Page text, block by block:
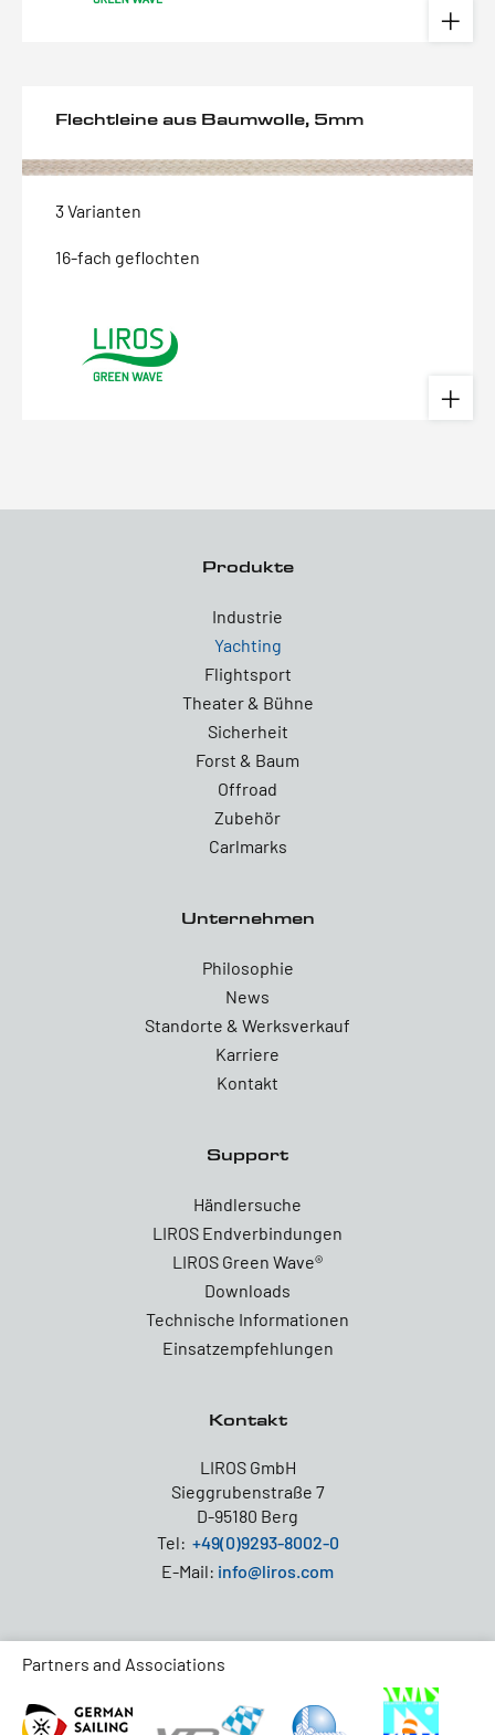
Flechtleine aus Baumwolle, 5mm
3 Varianten
16-fach geflochten
Produkte
Industrie
Yachting
Flightsport
Theater & Bühne
Sicherheit
Forst & Baum
Offroad
Zubehör
Carlmarks
Unternehmen
Philosophie
News
Standorte & Werksverkauf
Karriere
Kontakt
Support
Händlersuche
LIROS Endverbindungen
LIROS Green Wave®
Downloads
Technische Informationen
Einsatzempfehlungen
Kontakt
LIROS GmbH
Sieggrubenstraße 7
D-95180 Berg
Tel: +49(0)9293-8002-0
E-Mail: info@liros.com
Partners and Associations